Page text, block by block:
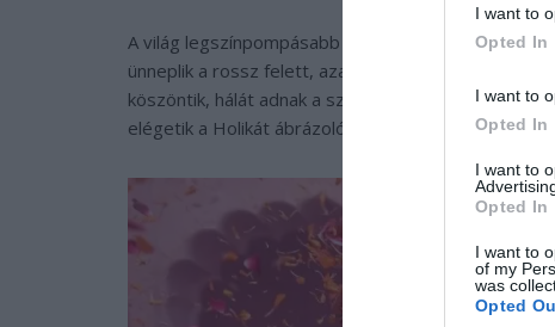
I want to
Opted In
I want to
Opted In
I want to
Opted In
I want to
of my
was
Opted
A világ legszínpompásabb eseményén mindenki
ünneplik a rossz felett, azaz Vishnu hindu isten
köszöntik, hálát adnak a szüret bőségéért. A
elégetik a Holikát ábrázoló képeket.